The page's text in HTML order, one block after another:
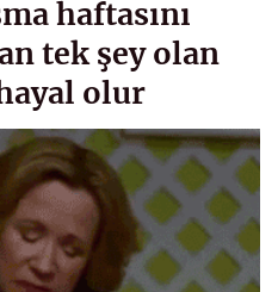
haftasını
tek şey olan
olur